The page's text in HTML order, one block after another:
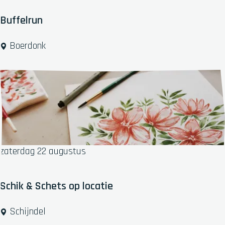
t
v
l
Buffelrun
B
f
f
e
l
r
u
n
Boerdonk
Schik & Schets op locatie
S
zaterdag 22 augustus
Schijndel